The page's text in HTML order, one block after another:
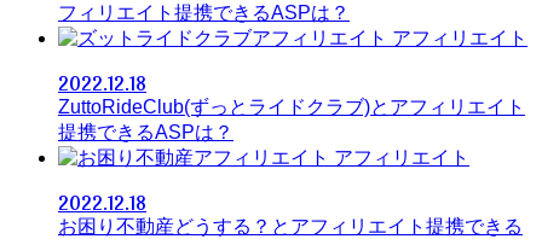
フィリエイト提携できるASPは？
アフィリエイト
2022.12.18
ZuttoRideClub(ずっとライドクラブ)とアフィリエイト
提携できるASPは？
アフィリエイト
2022.12.18
お困り不動産どうする？とアフィリエイト提携できる